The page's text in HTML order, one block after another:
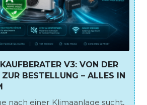
V3: VON DER
BESTELLUNG – ALLES IN
nach einer Klimaanlage sucht,